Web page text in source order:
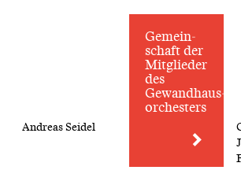
Andreas Seidel
Gemein­
schaft der
Mitglieder
des
Gewandhaus­
orchesters